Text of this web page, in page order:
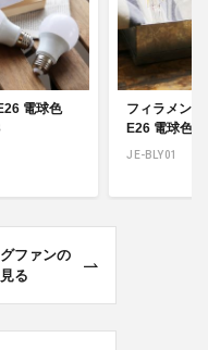
電球色
フィラメン
E26 電球色
JE-BLY01
ファンの
る